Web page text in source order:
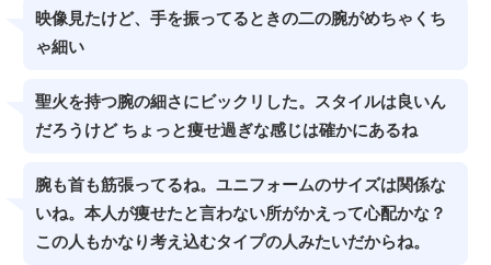
映像見たけど、手を振ってるときの二の腕がめちゃくち
ゃ細い
聖火を持つ腕の細さにビックリした。スタイルは良いん
だろうけど ちょっと痩せ過ぎな感じは確かにあるね
腕も首も筋張ってるね。ユニフォームのサイズは関係な
いね。本人が痩せたと言わない所がかえって心配かな？
この人もかなり考え込むタイプの人みたいだからね。